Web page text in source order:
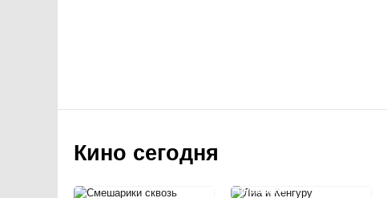
Кино сегодня
ПРЕМЬЕРА